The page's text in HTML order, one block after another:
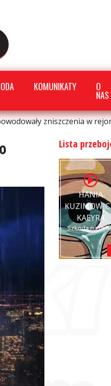
KOMUNIKATY O
NAS
zniszczenia w
Lista
HANIA
KAEYRA
Szkoda na to